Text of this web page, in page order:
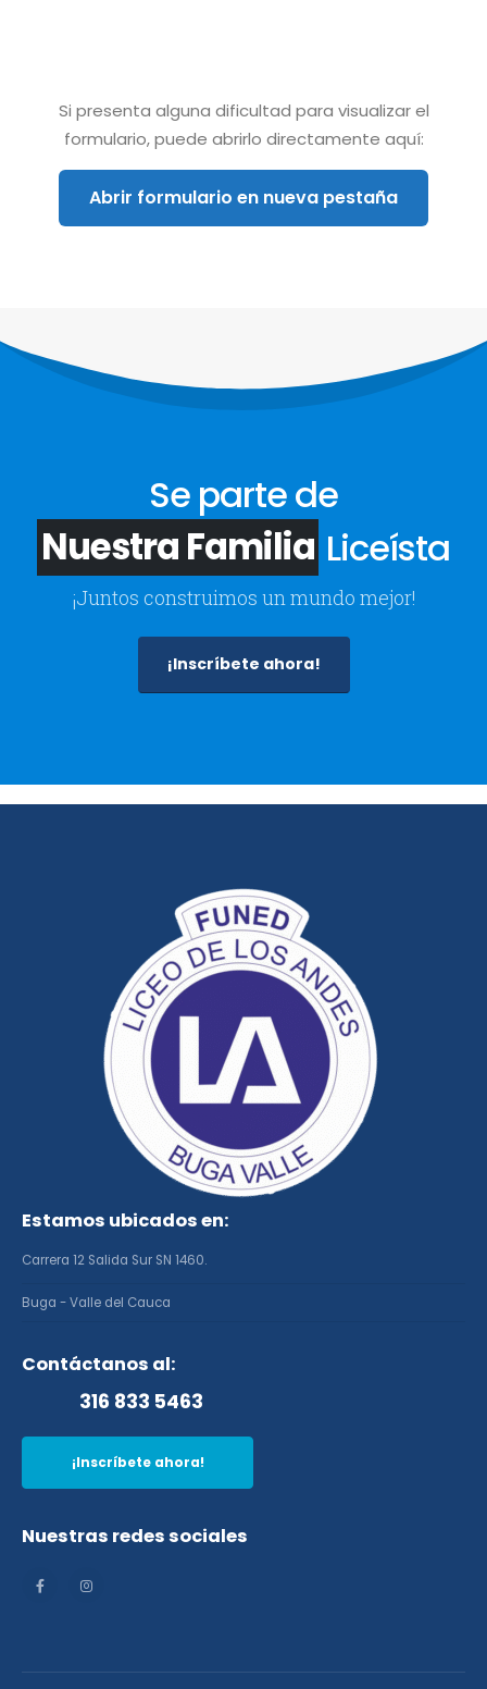
Si presenta alguna dificultad para visualizar el
formulario, puede abrirlo directamente aquí:
Abrir formulario en nueva pestaña
Se parte de
Nuestra Familia Liceísta
¡Juntos construimos un mundo mejor!
¡Inscríbete ahora!
Estamos ubicados en:
Carrera 12 Salida Sur SN 1460.
Buga - Valle del Cauca
Contáctanos al:
316 833 5463
¡Inscríbete ahora!
Nuestras redes sociales